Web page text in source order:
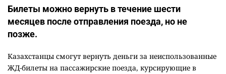
Билеты можно вернуть в течение шести
месяцев после отправления поезда, но не
позже.
Казахстанцы смогут вернуть деньги за неиспользованные
ЖД-билеты на пассажирские поезда, курсирующие в